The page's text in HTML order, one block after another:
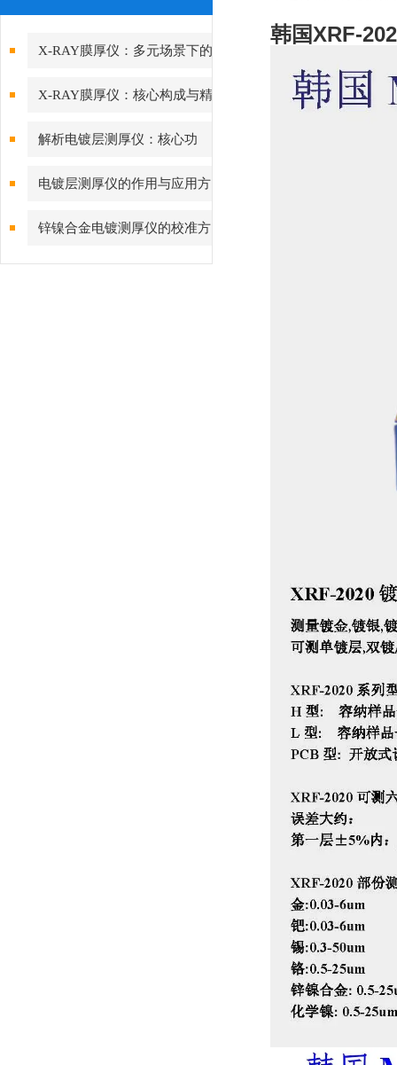
X-RAY膜厚仪：多元场景下的
精准检测边界
X-RAY膜厚仪：核心构成与精
密协作的科技密码
解析电镀层测厚仪：核心功
能、行业应用与技术亮点
电镀层测厚仪的作用与应用方
向分析
锌镍合金电镀测厚仪的校准方
法与重要性
韩国XRF-